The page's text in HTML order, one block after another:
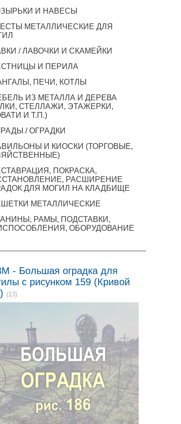
И НАВЕСЫ
МЕТАЛЛИЧЕСКИЕ ДЛЯ
/ ЛАВОЧКИ И СКАМЕЙКИ
И ПЕРИЛА
ПЕЧИ, КОТЛЫ
ИЗ МЕТАЛЛА И ДЕРЕВА
СТЕЛЛАЖИ, ЭТАЖЕРКИ,
И Т.П.)
/ ОГРАДКИ
И КИОСКИ (ТОРГОВЫЕ,
ПОКРАСКА,
РАСШИРЕНИЕ
ДЛЯ МОГИЛ НА КЛАДБИЩЕ
МЕТАЛЛИЧЕСКИЕ
РАМЫ, ПОДСТАВКИ,
ОБОРУДОВАНИЕ
- Большая оградка для
с рисунком 159 (Кривой
(13)